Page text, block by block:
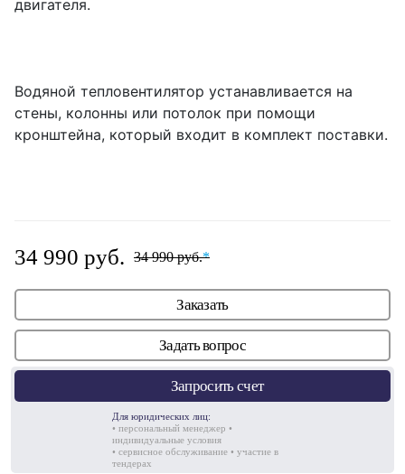
двигателя.
Водяной тепловентилятор устанавливается на
стены, колонны или потолок при помощи
кронштейна, который входит в комплект поставки.
34 990 руб. 34 990 руб.*
Заказать
Задать вопрос
Запросить счет
Для юридических лиц:
• персональный менеджер •
индивидуальные условия
• сервисное обслуживание • участие в
тендерах